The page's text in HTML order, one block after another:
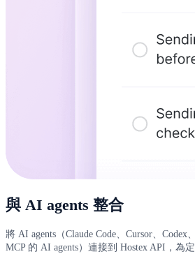
與 AI agents 整合
將 AI agents（Claude Code、Cursor、Codex
MCP 的 AI agents）連接到 Hostex API，為